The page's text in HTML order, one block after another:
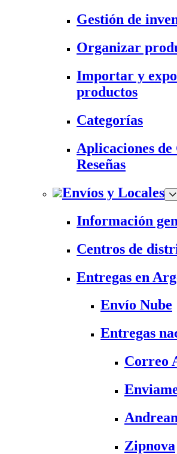
Gestión de
Organizar
Importar y
productos
Categorías
Aplicaciones de
Reseñas
Envíos y Locales
Información
Centros de
Entregas en
Envío Nube
Entregas
Correo
Zipnova